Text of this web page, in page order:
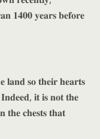
𝟏𝟒𝟎𝟎 𝐲𝐞𝐚𝐫𝐬 𝐛𝐞𝐟𝐨𝐫𝐞
𝐥𝐚𝐧𝐝 𝐬𝐨 𝐭𝐡𝐞𝐢𝐫 𝐡𝐞𝐚𝐫𝐭𝐬
𝐢𝐭 𝐢𝐬 𝐧𝐨𝐭 𝐭𝐡𝐞
𝐭𝐡𝐞 𝐜𝐡𝐞𝐬𝐭𝐬 𝐭𝐡𝐚𝐭